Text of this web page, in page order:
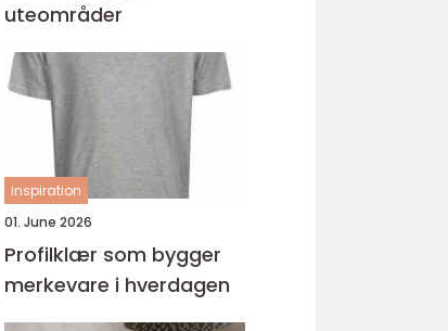
uteområder
inspiration
01. June 2026
Profilklær som bygger
merkevare i hverdagen